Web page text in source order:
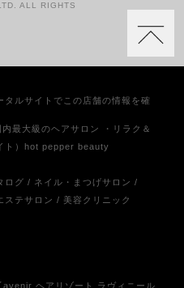
ALL RIGHTS
タルサイトでこの店舗の情報を確
最大級のヘアサロン ・リラク＆
ト）hot pepper beauty
ログ / ネイル・まつげサロン /
ステサロン / 美容クリニック
ヘアリゾート ラヴィニール